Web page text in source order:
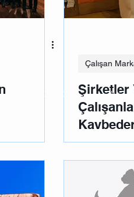
Çalışan
Şirketler
© 2035 by Urban Artist.